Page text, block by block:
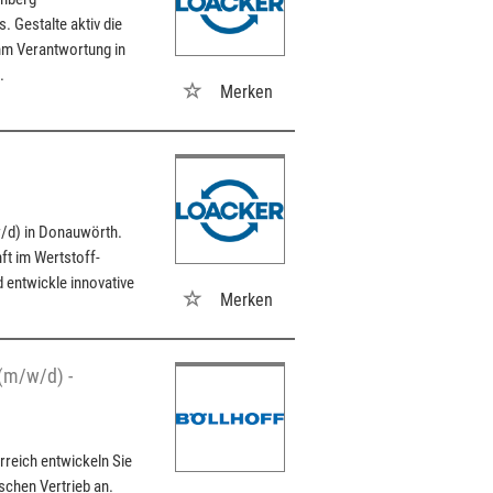
Gestalte aktiv die
Verantwortung in
Merken
d) in Donauwörth.
im Wertstoff-
entwickle innovative
Merken
w/d) -
entwickeln Sie
Vertrieb an.